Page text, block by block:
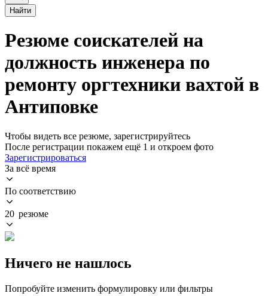
Найти
Резюме соискателей на
должность инженера по
ремонту оргтехники вахтой в
Антиповке
Чтобы видеть все резюме, зарегистрируйтесь
После регистрации покажем ещё 1 и откроем фото
Зарегистрироваться
За всё время
По соответствию
20 резюме
Ничего не нашлось
Попробуйте изменить формулировку или фильтры